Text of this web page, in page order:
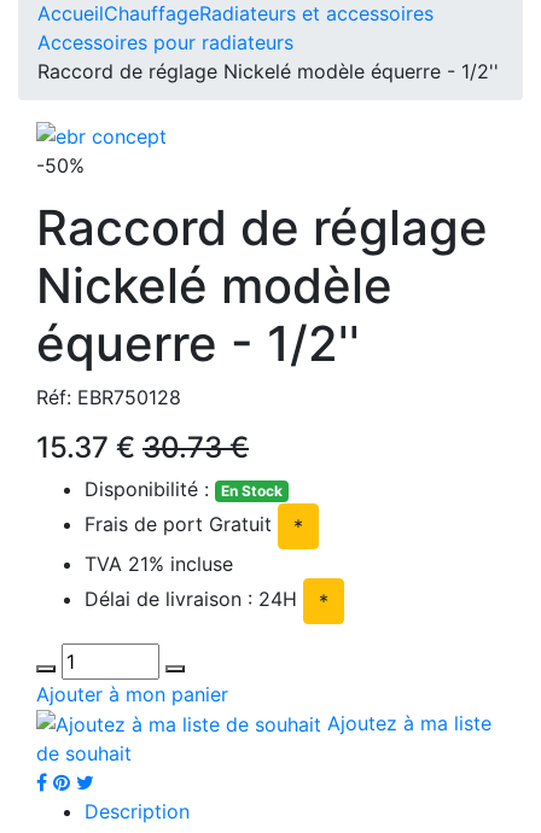
AccueilChauffageRadiateurs et accessoires
Accessoires pour radiateurs
Raccord de réglage Nickelé modèle équerre - 1/2''
-50%
Raccord de réglage
Nickelé modèle
équerre - 1/2''
Réf: EBR750128
15.37 € 30.73 €
Disponibilité : En Stock
Frais de port Gratuit
*
TVA 21% incluse
Délai de livraison : 24H
*
Ajouter à mon panier
Ajoutez à ma liste
de souhait
Description